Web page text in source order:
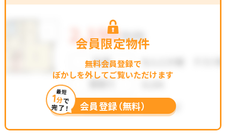
会員限定物件
無料会員登録で
ぼかしを外してご覧いただけます
最短
1分で
完了！ 会員登録（無料）